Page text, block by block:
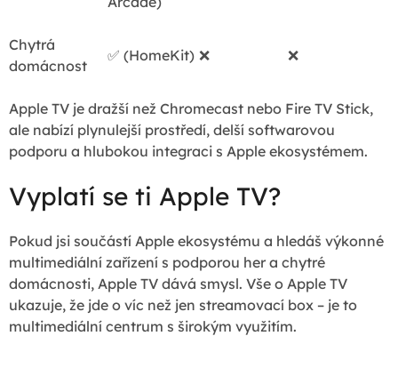
Chytrá
domácnost
✅ (HomeKit) ❌ ❌
Apple TV je dražší než Chromecast nebo Fire TV Stick,
ale nabízí plynulejší prostředí, delší softwarovou
podporu a hlubokou integraci s Apple ekosystémem.
Vyplatí se ti Apple TV?
Pokud jsi součástí Apple ekosystému a hledáš výkonné
multimediální zařízení s podporou her a chytré
domácnosti, Apple TV dává smysl. Vše o Apple TV
ukazuje, že jde o víc než jen streamovací box – je to
multimediální centrum s širokým využitím.